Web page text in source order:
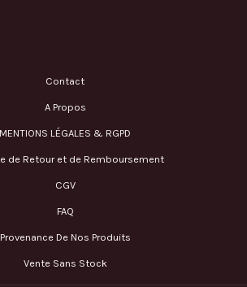
Contact
A Propos
MENTIONS LÉGALES & RGPD
de Retour et de Remboursement
CGV
FAQ
Provenance De Nos Produits
Vente Sans Stock